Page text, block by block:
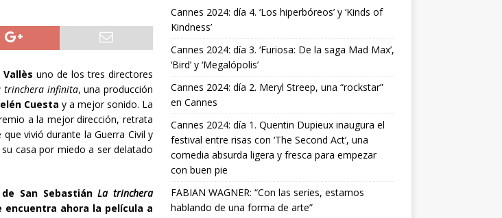
uno de los tres directores
trinchera infinita, una producción
Cuesta y a mejor sonido. La
a la mejor dirección, retrata
vivió durante la Guerra Civil y
casa por miedo a ser delatado
San SebastiánLa trinchera
ahora la película a
Cannes 2024: día 4. ‘Los hiperbóreos’ y ‘Kinds of
Kindness’
Cannes 2024: día 3. ‘Furiosa: De la saga Mad Max’,
‘Bird’ y ‘Megalópolis’
Cannes 2024: día 2. Meryl Streep, una “rockstar”
en Cannes
Cannes 2024: día 1. Quentin Dupieux inaugura el
festival entre risas con ‘The Second Act’, una
comedia absurda ligera y fresca para empezar
con buen pie
FABIAN WAGNER: “Con las series, estamos
hablando de una forma de arte”